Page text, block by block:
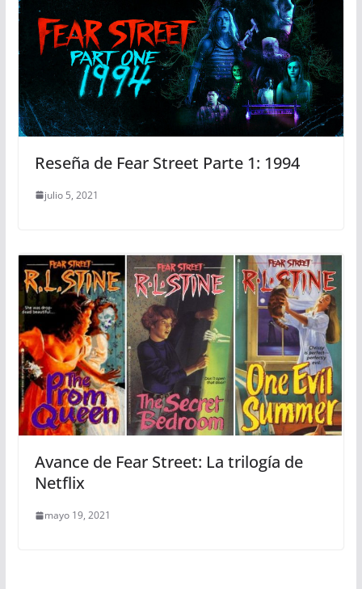
Reseña de Fear Street Parte 1: 1994
julio 5, 2021
Avance de Fear Street: La trilogía de
Netflix
mayo 19, 2021